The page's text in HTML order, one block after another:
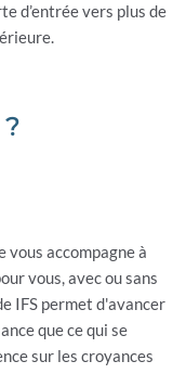
d’entrée vers plus de
vous accompagne à
vous, avec ou sans
IFS permet d'avancer
que ce qui se
sur les croyances